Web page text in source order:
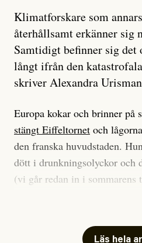
Klimatforskare som
återhållsamt erkänner sig
Samtidigt befinner sig
långt ifrån den
skriver Alexandra
Europa kokar och brinner på
stängt Eiffeltornet och
den franska huvudstaden.
dött i drunkningsolyckor och
(vi går redan in i sommarens
Har du också panik i hettan?
Läs hela